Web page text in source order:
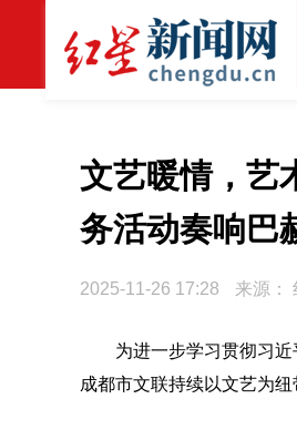
文艺暖情，艺
务活动奏响巴
2025-11-26 17:28 来源：
为进一步学习贯彻习
成都市文联持续以文艺为